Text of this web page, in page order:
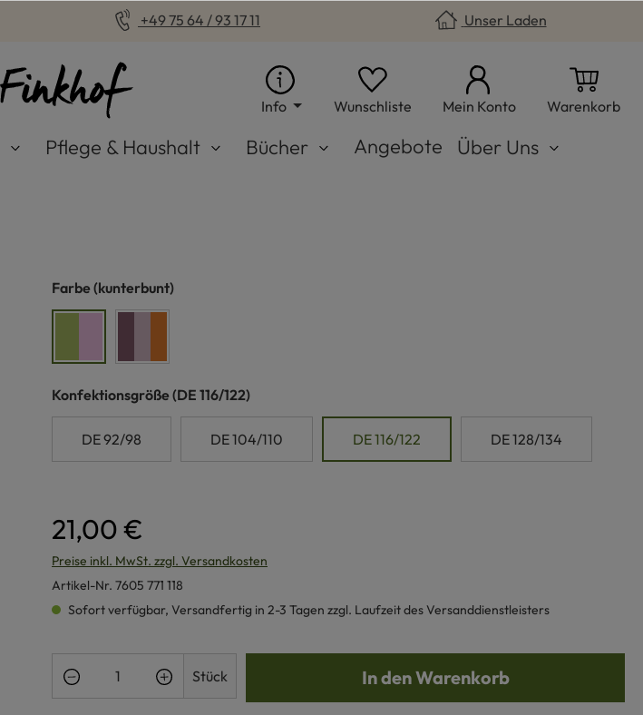
+49 75 64 / 93 17 11 Unser Laden
Info Wunschliste Du hast 0 Produkte auf dem
Mein Konto Warenkorb
Pflege & Haushalt Bücher Angebote Über Uns
Farbe auswählen
(kunterbunt)
Konfektionsgröße auswählen
(DE 116/122)
DE 92/98 DE 104/110 DE 116/122 DE 128/134
21,00 €
Preise inkl. MwSt. zzgl. Versandkosten
Artikel-Nr. 7605 771 118
Sofort verfügbar, Versandfertig in 2-3 Tagen zzgl. Laufzeit des Versanddienstleisters
Produkt Anzahl: Gib den gewünschten Wert ein oder
Stück In den Warenkorb